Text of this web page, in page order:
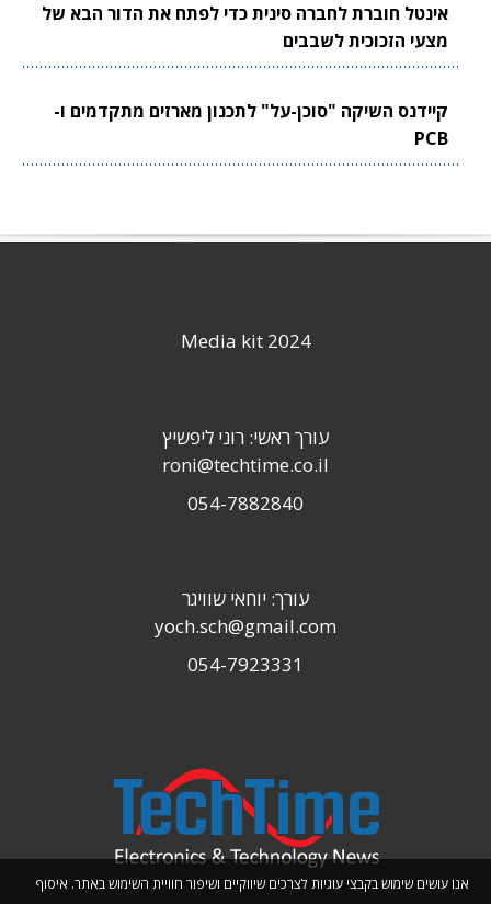
אינטל חוברת לחברה סינית כדי לפתח את הדור הבא של
מצעי הזכוכית לשבבים
קיידנס השיקה "סוכן-על" לתכנון מארזים מתקדמים ו-
PCB
אנו עושים שימוש בקבצי עוגיות לצרכים שיווקיים ושיפור חוויית השימוש באתר. איסוף
Media kit 2024
עורך ראשי: רוני ליפשיץ
roni@techtime.co.il
054-7882840
עורך: יוחאי שוויגר
yoch.sch@gmail.com
054-7923331